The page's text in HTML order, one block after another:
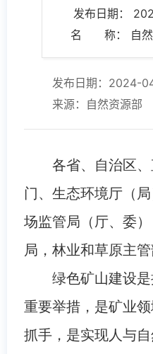
发布日期：
发布日期：2024-
来源：自然资源部
各省、自治区
门、生态环境厅（
场监管局（厅、委
局，林业和草原主管
绿色矿山建设
重要举措，是矿业
抓手，是实现人与